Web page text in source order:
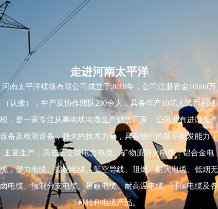
走进河南太平洋
河南太平洋线缆有限公司成立于2018年，公司注册资金10600万
（认缴），生产及协作团队200余人，具备年产10亿人民币的规
模，是一家专注从事电线电缆生产销售厂家，公司拥有进口生产
设备及检测设备，强大的技术力量，具有较强的新品研发能力，
主要生产：高低压交联电力电缆、矿物质防火电缆，铝合金电
缆，塑力电缆、控制电缆、架空导线、阻燃、耐火电缆、低烟无
卤电缆、预制分支电缆、屏蔽电缆、耐高温电缆、环保电缆及各
种特种电缆产品。